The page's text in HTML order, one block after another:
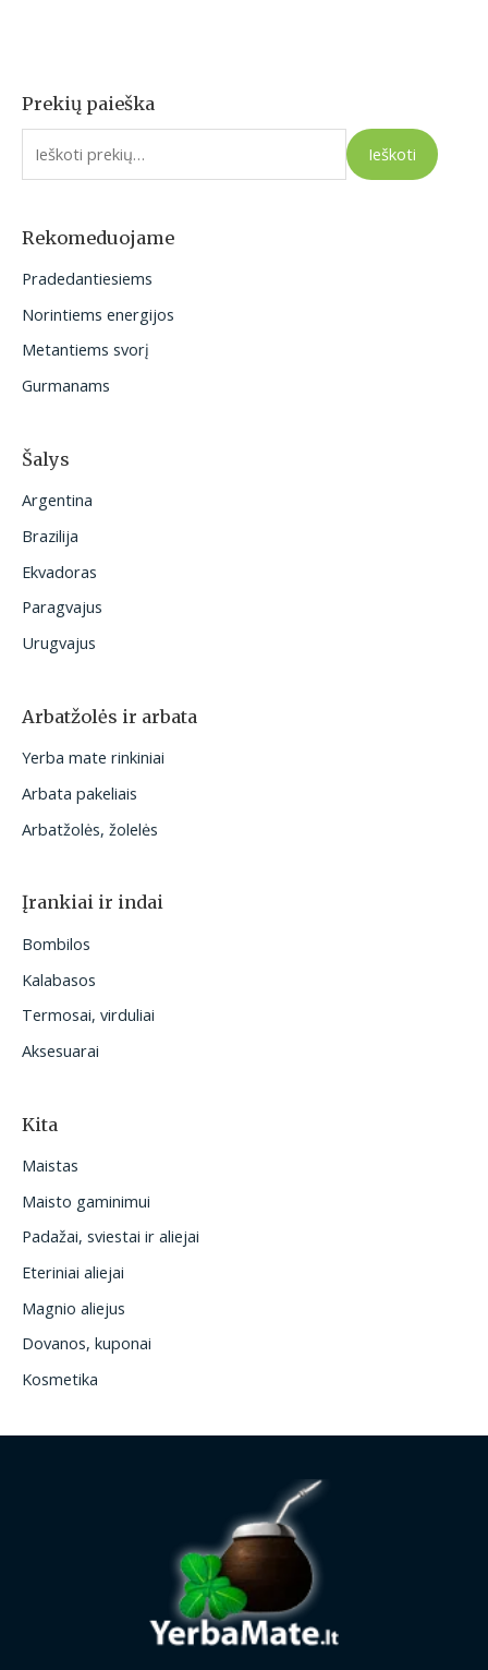
Prekių paieška
I
e
o
:
Ieškoti
Rekomeduojame
Pradedantiesiems
Norintiems energijos
Metantiems svorį
Gurmanams
Šalys
Argentina
Brazilija
Ekvadoras
Paragvajus
Urugvajus
Arbatžolės ir arbata
Yerba mate rinkiniai
Arbata pakeliais
Arbatžolės, žolelės
Įrankiai ir indai
Bombilos
Kalabasos
Termosai, virduliai
Aksesuarai
Kita
Maistas
Maisto gaminimui
Padažai, sviestai ir aliejai
Eteriniai aliejai
Magnio aliejus
Dovanos, kuponai
Kosmetika